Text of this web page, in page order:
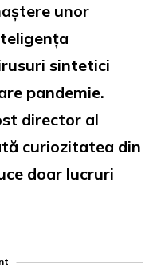
unor
sintetici
pandemie.
director al
curiozitatea din
doar lucruri